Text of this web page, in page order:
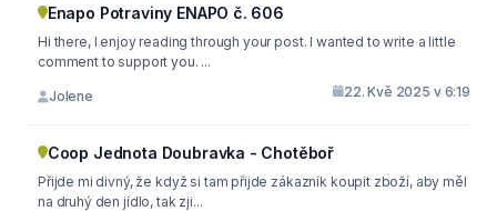
Enapo Potraviny ENAPO č. 606
Hi there, I enjoy reading through your post. I wanted to write a little
comment to support you. ...
Jolene 22. Kvě 2025 v 6:19
Coop Jednota Doubravka - Chotěboř
Přijde mi divný, že když si tam přijde zákazník koupit zboží, aby měl
na druhý den jídlo, tak zji...